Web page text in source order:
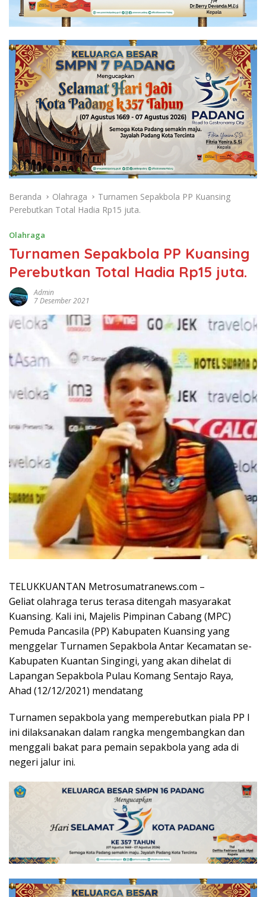
Beranda Olahraga
Turnamen Sepakbola PP Kuansing
Perebutkan Total Hadia Rp15 juta.
Olahraga
Turnamen Sepakbola PP Kuansing
Perebutkan Total Hadia Rp15 juta.
Admin
7 Desember 2021
TELUKKUANTAN Metrosumatranews.com –
Geliat olahraga terus terasa ditengah masyarakat
Kuansing. Kali ini, Majelis Pimpinan Cabang (MPC)
Pemuda Pancasila (PP) Kabupaten Kuansing yang
menggelar Turnamen Sepakbola Antar Kecamatan se-
Kabupaten Kuantan Singingi, yang akan dihelat di
Lapangan Sepakbola Pulau Komang Sentajo Raya,
Ahad (12/12/2021) mendatang
Turnamen sepakbola yang memperebutkan piala PP I
ini dilaksanakan dalam rangka mengembangkan dan
menggali bakat para pemain sepakbola yang ada di
negeri jalur ini.